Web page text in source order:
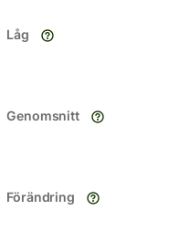
Låg
Genomsnitt
Förändring